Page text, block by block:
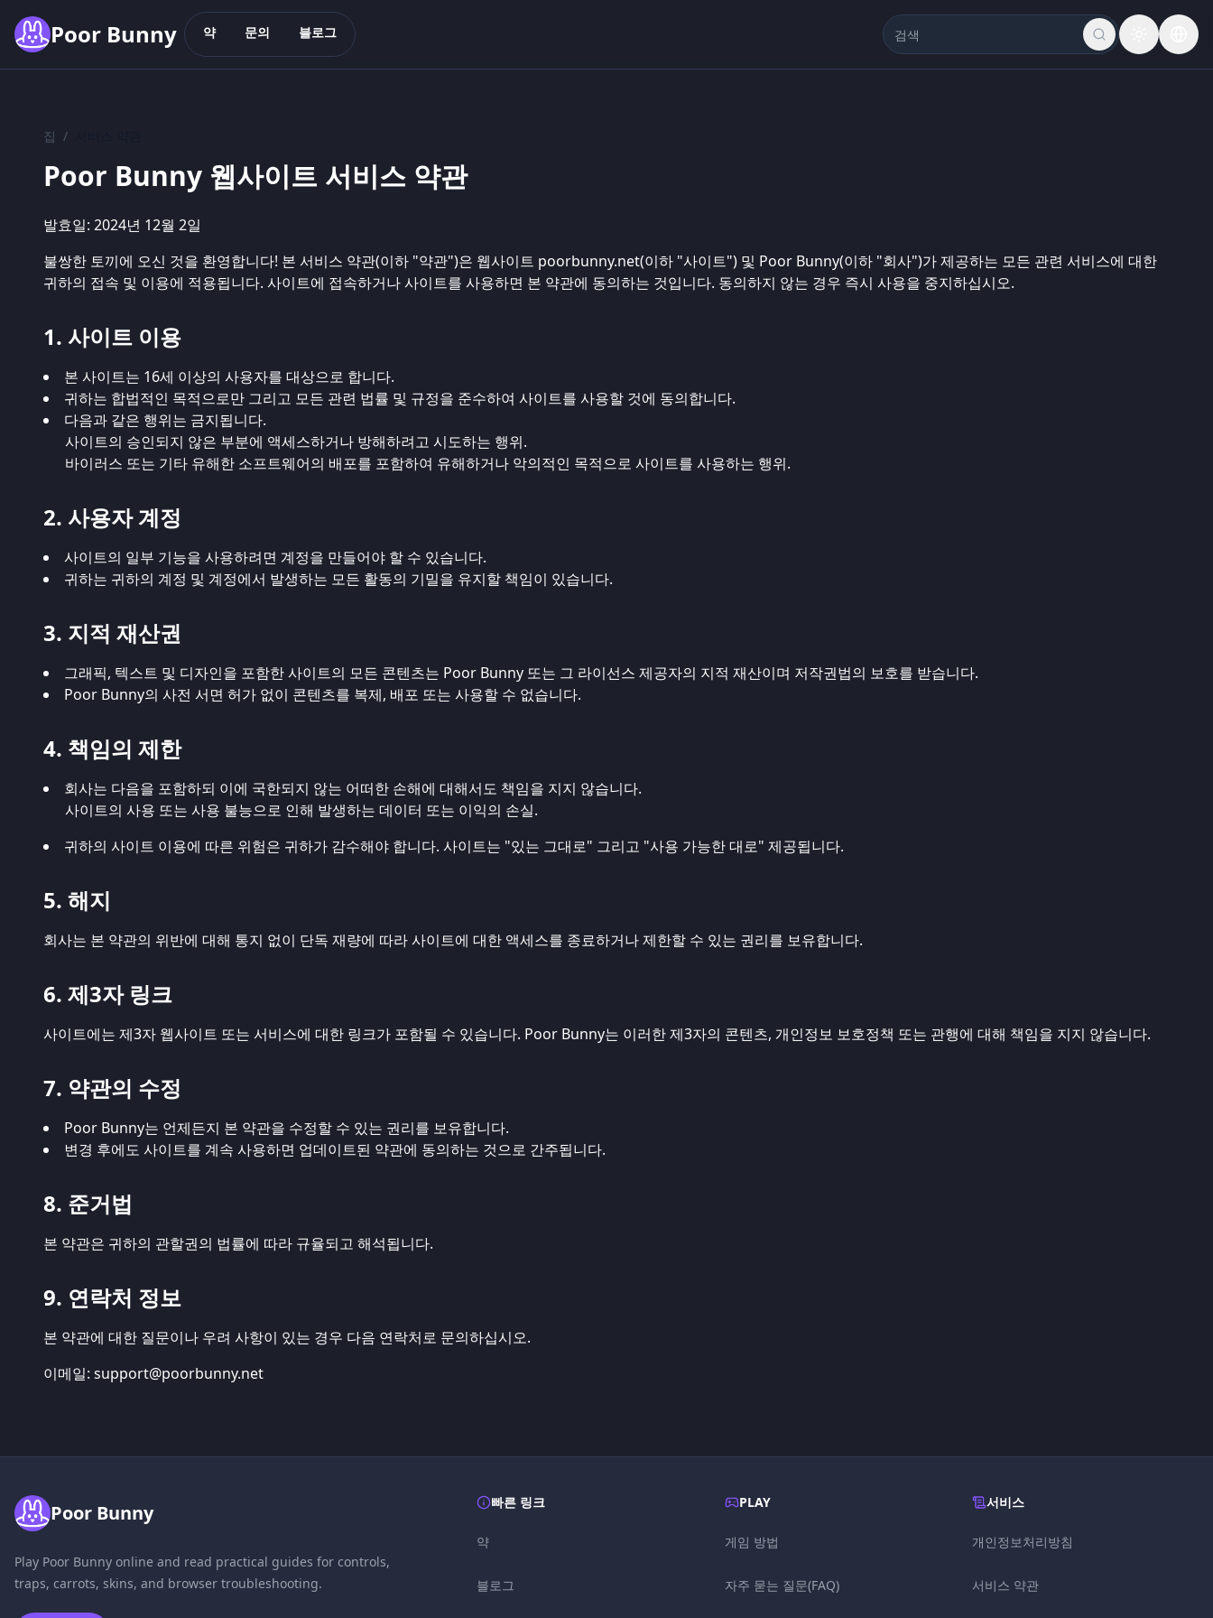
Poor Bunny 약 문의 블로그
집 /
Poor Bunny 웹사이트 서비스 약관
발효일: 2024년 12월 2일
불쌍한 토끼에 오신 것을 환영합니다! 본 서비스 약관(이하 "약관")은 웹사이트 poorbunny.net(이하 "사이트") 및 Poor Bunny(이하 "회사")가 제공하는 모든 관련 서비스에 대한
귀하의 접속 및 이용에 적용됩니다. 사이트에 접속하거나 사이트를 사용하면 본 약관에 동의하는 것입니다. 동의하지 않는 경우 즉시 사용을 중지하십시오.
1. 사이트 이용
본 사이트는 16세 이상의 사용자를 대상으로 합니다.
귀하는 합법적인 목적으로만 그리고 모든 관련 법률 및 규정을 준수하여 사이트를 사용할 것에 동의합니다.
다음과 같은 행위는 금지됩니다.
사이트의 승인되지 않은 부분에 액세스하거나 방해하려고 시도하는 행위.
바이러스 또는 기타 유해한 소프트웨어의 배포를 포함하여 유해하거나 악의적인 목적으로 사이트를 사용하는 행위.
2. 사용자 계정
사이트의 일부 기능을 사용하려면 계정을 만들어야 할 수 있습니다.
귀하는 귀하의 계정 및 계정에서 발생하는 모든 활동의 기밀을 유지할 책임이 있습니다.
3. 지적 재산권
그래픽, 텍스트 및 디자인을 포함한 사이트의 모든 콘텐츠는 Poor Bunny 또는 그 라이선스 제공자의 지적 재산이며 저작권법의 보호를 받습니다.
Poor Bunny의 사전 서면 허가 없이 콘텐츠를 복제, 배포 또는 사용할 수 없습니다.
4. 책임의 제한
회사는 다음을 포함하되 이에 국한되지 않는 어떠한 손해에 대해서도 책임을 지지 않습니다.
사이트의 사용 또는 사용 불능으로 인해 발생하는 데이터 또는 이익의 손실.
귀하의 사이트 이용에 따른 위험은 귀하가 감수해야 합니다. 사이트는 "있는 그대로" 그리고 "사용 가능한 대로" 제공됩니다.
5. 해지
회사는 본 약관의 위반에 대해 통지 없이 단독 재량에 따라 사이트에 대한 액세스를 종료하거나 제한할 수 있는 권리를 보유합니다.
6. 제3자 링크
사이트에는 제3자 웹사이트 또는 서비스에 대한 링크가 포함될 수 있습니다. Poor Bunny는 이러한 제3자의 콘텐츠, 개인정보 보호정책 또는 관행에 대해 책임을 지지 않습니다.
7. 약관의 수정
Poor Bunny는 언제든지 본 약관을 수정할 수 있는 권리를 보유합니다.
변경 후에도 사이트를 계속 사용하면 업데이트된 약관에 동의하는 것으로 간주됩니다.
8. 준거법
본 약관은 귀하의 관할권의 법률에 따라 규율되고 해석됩니다.
9. 연락처 정보
본 약관에 대한 질문이나 우려 사항이 있는 경우 다음 연락처로 문의하십시오.
이메일: support@poorbunny.net
Poor Bunny
Play Poor Bunny online and read practical guides for controls,
traps, carrots, skins, and browser troubleshooting.
빠른 링크
약
블로그
PLAY
게임 방법
자주 묻는 질문(FAQ)
서비스
개인정보처리방침
서비스 약관